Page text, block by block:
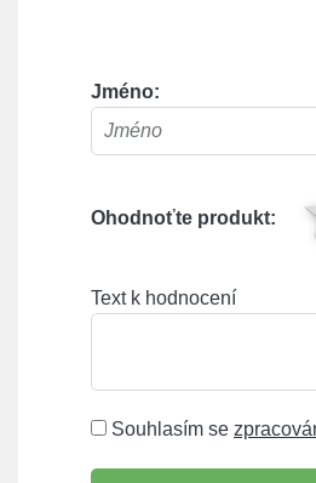
Jméno:
Ohodnoťte produkt:
Text k hodnocení
Souhlasím se